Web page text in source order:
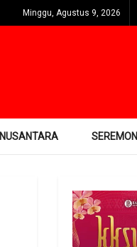
Minggu, Agustus 9, 2026
NUSANTARA SEREMONI